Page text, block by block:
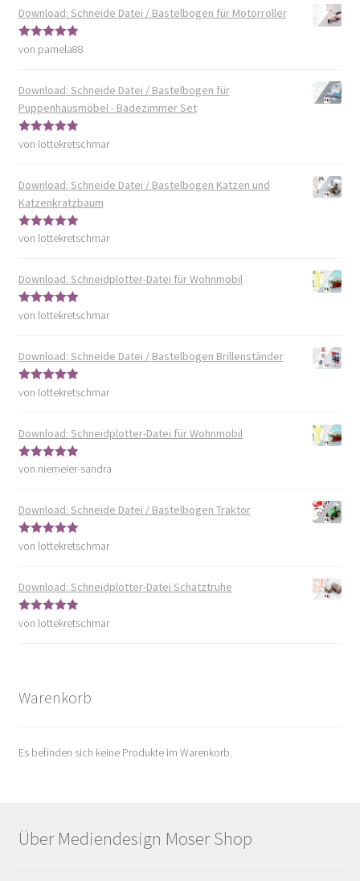
Download: Schneide Datei / Bastelbogen für Motorroller
Bewertet mit
von pamela88
Download: Schneide Datei / Bastelbogen für
Puppenhausmöbel - Badezimmer Set
Bewertet mit
von lottekretschmar
Download: Schneide Datei / Bastelbogen Katzen und
Katzenkratzbaum
Bewertet mit
von lottekretschmar
Download: Schneidplotter-Datei für Wohnmobil
Bewertet mit
von lottekretschmar
Download: Schneide Datei / Bastelbogen Brillenständer
Bewertet mit
von lottekretschmar
Download: Schneidplotter-Datei für Wohnmobil
Bewertet mit
von niemeier-sandra
Download: Schneide Datei / Bastelbogen Traktor
Bewertet mit
von lottekretschmar
Download: Schneidplotter-Datei Schatztruhe
Bewertet mit
von lottekretschmar
Warenkorb
Es befinden sich keine Produkte im Warenkorb.
Über Mediendesign Moser Shop